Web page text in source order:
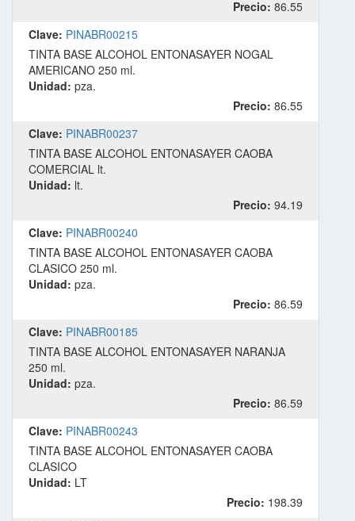
Precio: 86.55
Clave: PINABR00215
TINTA BASE ALCOHOL ENTONASAYER NOGAL
AMERICANO 250 ml.
Unidad: pza.
Precio: 86.55
Clave: PINABR00237
TINTA BASE ALCOHOL ENTONASAYER CAOBA
COMERCIAL lt.
Unidad: lt.
Precio: 94.19
Clave: PINABR00240
TINTA BASE ALCOHOL ENTONASAYER CAOBA
CLASICO 250 ml.
Unidad: pza.
Precio: 86.59
Clave: PINABR00185
TINTA BASE ALCOHOL ENTONASAYER NARANJA
250 ml.
Unidad: pza.
Precio: 86.59
Clave: PINABR00243
TINTA BASE ALCOHOL ENTONASAYER CAOBA
CLASICO
Unidad: LT
Precio: 198.39